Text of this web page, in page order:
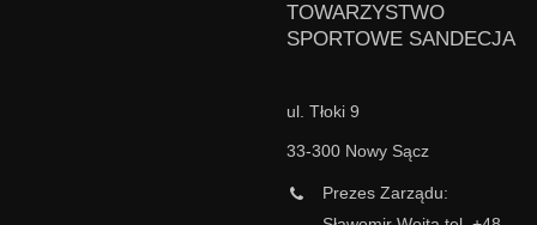
TOWARZYSTWO
SPORTOWE SANDECJA
ul. Tłoki 9
33-300 Nowy Sącz
Prezes Zarządu: